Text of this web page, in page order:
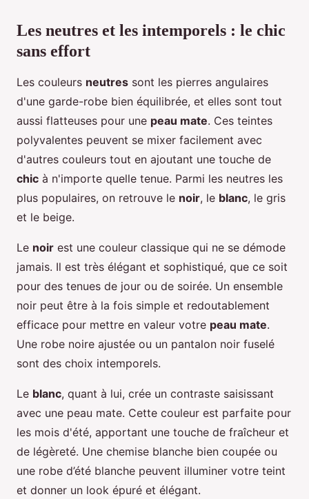
Les neutres et les intemporels : le chic
sans effort
Les couleurs neutres sont les pierres angulaires
d'une garde-robe bien équilibrée, et elles sont tout
aussi flatteuses pour une peau mate. Ces teintes
polyvalentes peuvent se mixer facilement avec
d'autres couleurs tout en ajoutant une touche de
chic à n'importe quelle tenue. Parmi les neutres les
plus populaires, on retrouve le noir, le blanc, le gris
et le beige.
Le noir est une couleur classique qui ne se démode
jamais. Il est très élégant et sophistiqué, que ce soit
pour des tenues de jour ou de soirée. Un ensemble
noir peut être à la fois simple et redoutablement
efficace pour mettre en valeur votre peau mate.
Une robe noire ajustée ou un pantalon noir fuselé
sont des choix intemporels.
Le blanc, quant à lui, crée un contraste saisissant
avec une peau mate. Cette couleur est parfaite pour
les mois d'été, apportant une touche de fraîcheur et
de légèreté. Une chemise blanche bien coupée ou
une robe d’été blanche peuvent illuminer votre teint
et donner un look épuré et élégant.